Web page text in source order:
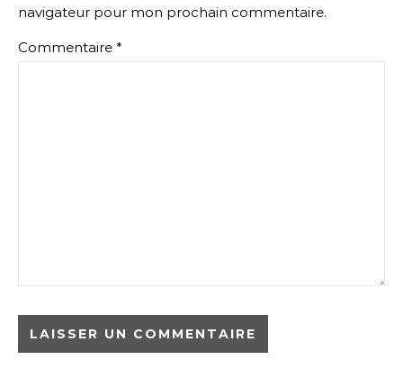
navigateur pour mon prochain commentaire.
Commentaire *